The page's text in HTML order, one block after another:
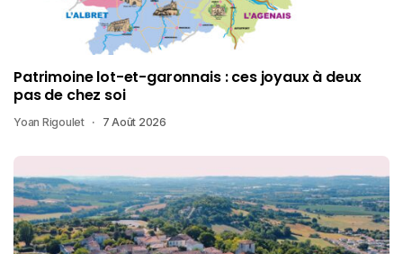
Patrimoine lot-et-garonnais : ces joyaux à deux
pas de chez soi
Yoan Rigoulet 7 Août 2026